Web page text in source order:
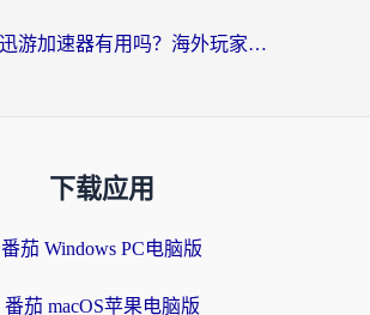
最强蜗牛迅游加速器有用吗？海外玩家国服游戏加速避坑指南（附德国玩忍者必须死3流星蝴蝶剑解决办法）
下载应用
番茄 Windows PC电脑版
番茄 macOS苹果电脑版